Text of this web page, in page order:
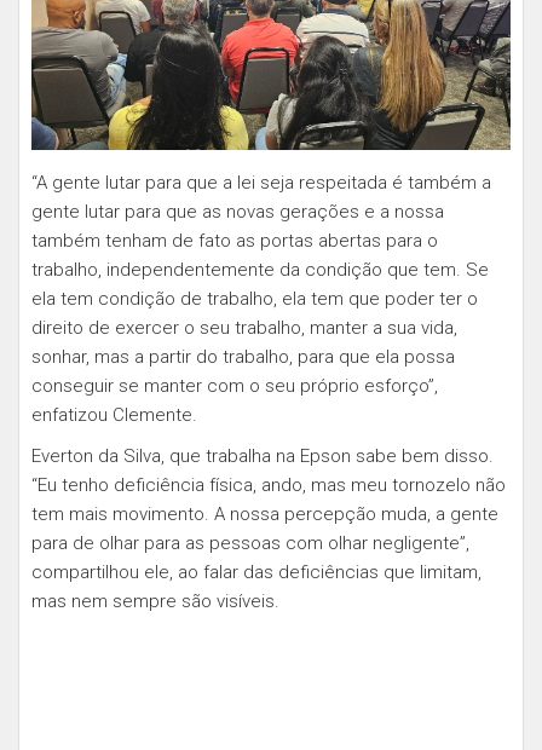
“A gente lutar para que a lei seja respeitada é também a
gente lutar para que as novas gerações e a nossa
também tenham de fato as portas abertas para o
trabalho, independentemente da condição que tem. Se
ela tem condição de trabalho, ela tem que poder ter o
direito de exercer o seu trabalho, manter a sua vida,
sonhar, mas a partir do trabalho, para que ela possa
conseguir se manter com o seu próprio esforço”,
enfatizou Clemente.
Everton da Silva, que trabalha na Epson sabe bem disso.
“Eu tenho deficiência física, ando, mas meu tornozelo não
tem mais movimento. A nossa percepção muda, a gente
para de olhar para as pessoas com olhar negligente”,
compartilhou ele, ao falar das deficiências que limitam,
mas nem sempre são visíveis.